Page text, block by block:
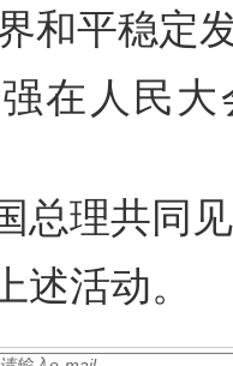
和平稳定
在人民
总理共同
述活动。